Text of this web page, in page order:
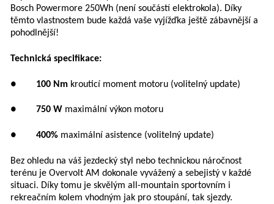
Bosch Powermore 250Wh (není součástí elektrokola). Díky
těmto vlastnostem bude každá vaše vyjížďka ještě zábavnější a
pohodlnější!
Technická specifikace:
● 100 Nmkrouticí moment motoru (volitelný update)
● 750 W maximální výkon motoru
● 400%maximální asistence (volitelný update)
Bez ohledu na váš jezdecký styl nebo technickou náročnost
terénu je Overvolt AM dokonale vyvážený a sebejistý v každé
situaci. Díky tomu je skvělým all-mountain sportovním i
rekreačním kolem vhodným jak pro stoupání, tak sjezdy.